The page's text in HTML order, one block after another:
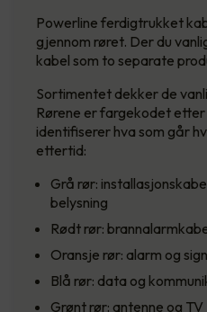
Powerline ferdigtrukket
gjennom røret. Der du
kabel som to separate
Sortimentet dekker de
Rørene er fargekodet
identifiserer hva som går
ettertid:
Grå rør:
belysning
Rødt rør:
Oransje rør: alarm og
Blå rør: data og
Grønt rør: antenne og TV